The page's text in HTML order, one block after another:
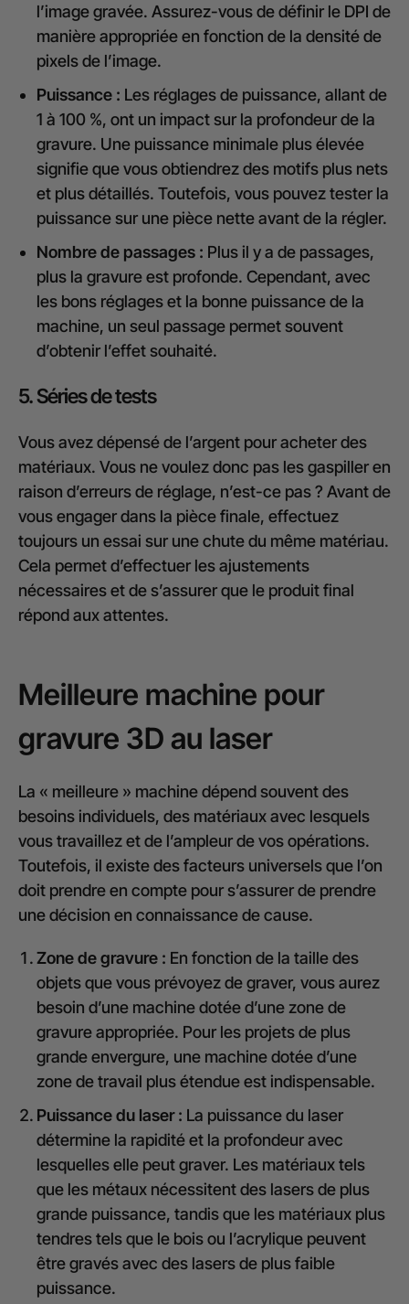
l’image gravée. Assurez-vous de définir le DPI de
manière appropriée en fonction de la densité de
pixels de l’image.
Puissance : Les réglages de puissance, allant de
1 à 100 %, ont un impact sur la profondeur de la
gravure. Une puissance minimale plus élevée
signifie que vous obtiendrez des motifs plus nets
et plus détaillés. Toutefois, vous pouvez tester la
puissance sur une pièce nette avant de la régler.
Nombre de passages : Plus il y a de passages,
plus la gravure est profonde. Cependant, avec
les bons réglages et la bonne puissance de la
machine, un seul passage permet souvent
d’obtenir l’effet souhaité.
5. Séries de tests
Vous avez dépensé de l’argent pour acheter des
matériaux. Vous ne voulez donc pas les gaspiller en
raison d’erreurs de réglage, n’est-ce pas ? Avant de
vous engager dans la pièce finale, effectuez
toujours un essai sur une chute du même matériau.
Cela permet d’effectuer les ajustements
nécessaires et de s’assurer que le produit final
répond aux attentes.
Meilleure machine pour
gravure 3D au laser
La « meilleure » machine dépend souvent des
besoins individuels, des matériaux avec lesquels
vous travaillez et de l’ampleur de vos opérations.
Toutefois, il existe des facteurs universels que l’on
doit prendre en compte pour s’assurer de prendre
une décision en connaissance de cause.
Zone de gravure : En fonction de la taille des
objets que vous prévoyez de graver, vous aurez
besoin d’une machine dotée d’une zone de
gravure appropriée. Pour les projets de plus
grande envergure, une machine dotée d’une
zone de travail plus étendue est indispensable.
Puissance du laser : La puissance du laser
détermine la rapidité et la profondeur avec
lesquelles elle peut graver. Les matériaux tels
que les métaux nécessitent des lasers de plus
grande puissance, tandis que les matériaux plus
tendres tels que le bois ou l’acrylique peuvent
être gravés avec des lasers de plus faible
puissance.